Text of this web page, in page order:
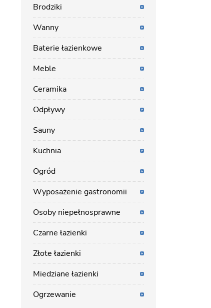
Brodziki
Wanny
Baterie łazienkowe
Meble
Ceramika
Odpływy
Sauny
Kuchnia
Ogród
Wyposażenie gastronomii
Osoby niepełnosprawne
Czarne łazienki
Złote łazienki
Miedziane łazienki
Ogrzewanie